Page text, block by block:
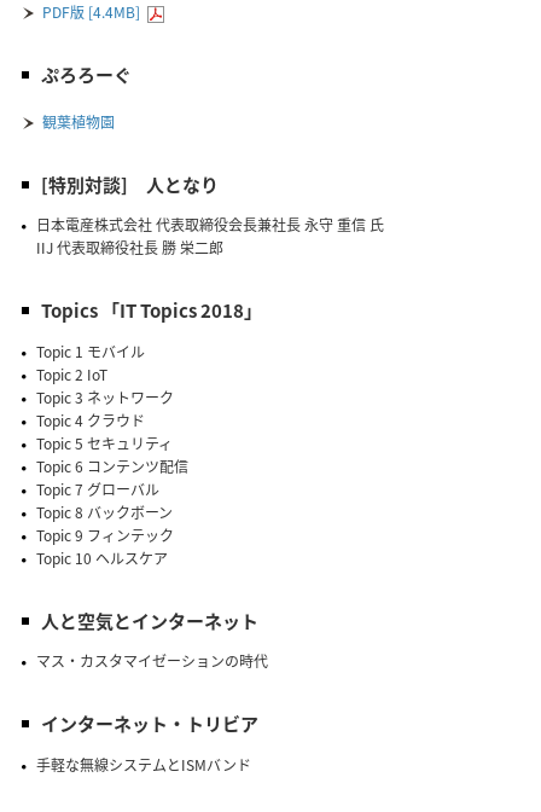
PDF版 [4.4MB]
ぷろろーぐ
観葉植物園
[特別対談] 人となり
日本電産株式会社 代表取締役会長兼社長 永守 重信 氏
IIJ 代表取締役社長 勝 栄二郎
Topics 「IT Topics 2018」
Topic 1 モバイル
Topic 2 IoT
Topic 3 ネットワーク
Topic 4 クラウド
Topic 5 セキュリティ
Topic 6 コンテンツ配信
Topic 7 グローバル
Topic 8 バックボーン
Topic 9 フィンテック
Topic 10 ヘルスケア
人と空気とインターネット
マス・カスタマイゼーションの時代
インターネット・トリビア
手軽な無線システムとISMバンド